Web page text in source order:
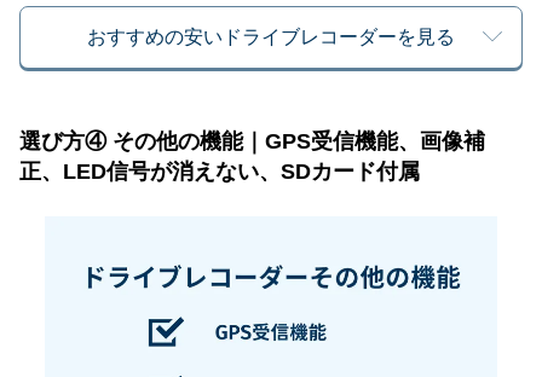
おすすめの安いドライブレコーダーを見る
選び方④ その他の機能｜GPS受信機能、画像補
正、LED信号が消えない、SDカード付属